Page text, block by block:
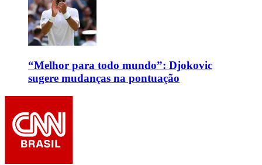
“Melhor para todo mundo”: Djokovic
sugere mudanças na pontuação